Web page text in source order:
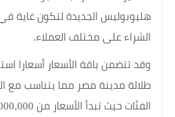
هليوبوليس الجديدة لتكون غاية
الشراء على مختلف العملاء.
وقد تتضمن باقة الأسعار أسعارا
طلالة مدينة مصر مما يتناسب مع